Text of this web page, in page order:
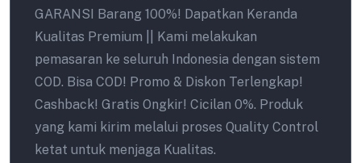
GARANSI Barang 100%! Dapatkan Keranda
Kualitas Premium || Kami melakukan
pemasaran ke seluruh Indonesia dengan sistem
COD. Bisa COD! Promo & Diskon Terlengkap!
Cashback! Gratis Ongkir! Cicilan 0%. Produk
yang kami kirim melalui proses Quality Control
ketat untuk menjaga Kualitas.